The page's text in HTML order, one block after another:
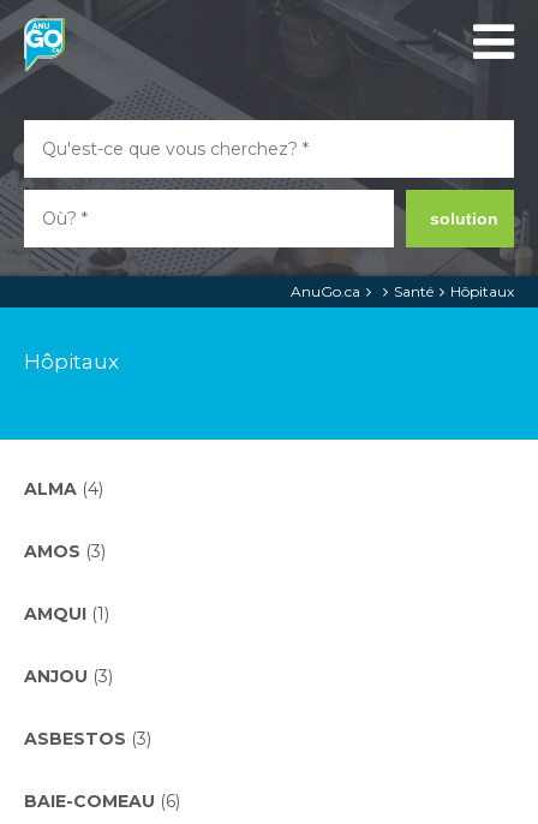
solution
AnuGo.ca Santé Hôpitaux
Hôpitaux
ALMA (4)
AMOS (3)
AMQUI (1)
ANJOU (3)
ASBESTOS (3)
BAIE-COMEAU (6)